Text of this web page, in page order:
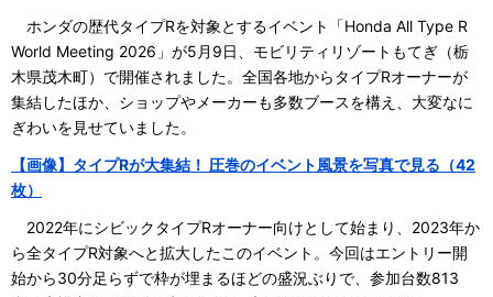
ホンダの歴代タイプRを対象とするイベント「Honda All Type R
World Meeting 2026」が5月9日、モビリティリゾートもてぎ（栃
木県茂木町）で開催されました。全国各地からタイプRオーナーが
集結したほか、ショップやメーカーも多数ブースを構え、大変なに
ぎわいを見せていました。
【画像】タイプRが大集結！ 圧巻のイベント風景を写真で見る（42
枚）
2022年にシビックタイプRオーナー向けとして始まり、2023年か
ら全タイプR対象へと拡大したこのイベント。今回はエントリー開
始から30分足らずで枠が埋まるほどの盛況ぶりで、参加台数813